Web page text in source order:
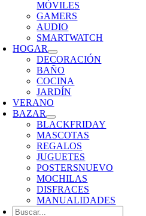
MÓVILES
GAMERS
AUDIO
SMARTWATCH
HOGAR
DECORACIÓN
BAÑO
COCINA
JARDÍN
VERANO
BAZAR
BLACKFRIDAY
MASCOTAS
REGALOS
JUGUETES
POSTERSNUEVO
MOCHILAS
DISFRACES
MANUALIDADES
Buscar: